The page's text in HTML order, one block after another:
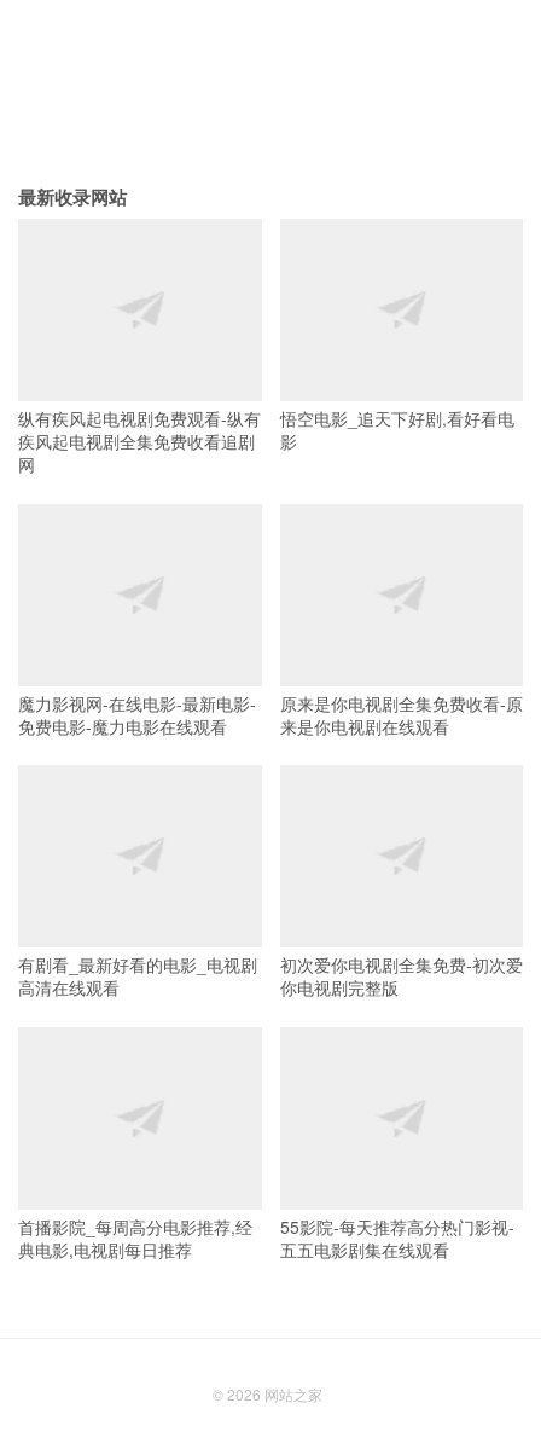
最新收录网站
纵有疾风起电视剧免费观看-纵有
疾风起电视剧全集免费收看追剧
网
悟空电影_追天下好剧,看好看电
影
魔力影视网-在线电影-最新电影-
免费电影-魔力电影在线观看
原来是你电视剧全集免费收看-原
来是你电视剧在线观看
有剧看_最新好看的电影_电视剧
高清在线观看
初次爱你电视剧全集免费-初次爱
你电视剧完整版
首播影院_每周高分电影推荐,经
典电影,电视剧每日推荐
55影院-每天推荐高分热门影视-
五五电影剧集在线观看
© 2026 网站之家